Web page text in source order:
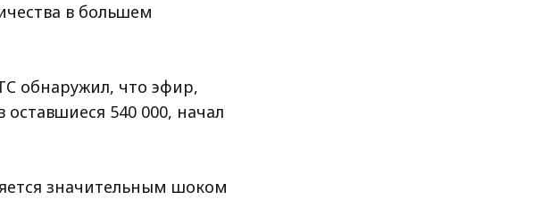
в большем
обнаружил, что эфир,
540 000, начал
значительным шоком